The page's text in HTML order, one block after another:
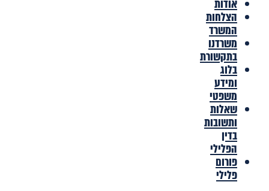
אודות
הצלחות
המשרד
משרדנו
בתקשורת
בלוג
ומידע
משפטי
שאלות
ותשובות
בדין
הפלילי
פורום
פלילי